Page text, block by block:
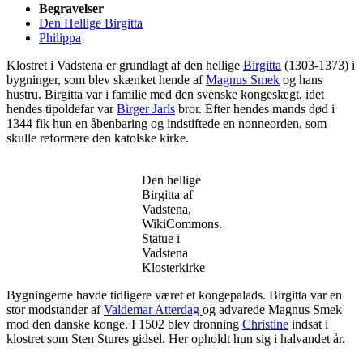
Begravelser
Den Hellige Birgitta
Philippa
Klostret i Vadstena er grundlagt af den hellige Birgitta (1303-1373) i
bygninger, som blev skænket hende afMagnus Smek og hans
hustru. Birgitta var i familie med den svenske kongeslægt, idet
hendes tipoldefar varBirger Jarls bror. Efter hendes mands død i
1344 fik hun en åbenbaring og indstiftede en nonneorden, som
skulle reformere den katolske kirke.
Den hellige
Birgitta af
Vadstena,
WikiCommons.
Statue i
Vadstena
Klosterkirke
Bygningerne havde tidligere været et kongepalads. Birgitta var en
stor modstander afValdemar Atterdag og advarede Magnus Smek
mod den danske konge. I 1502 blev dronning Christine indsat i
klostret som Sten Stures gidsel. Her opholdt hun sig i halvandet år.